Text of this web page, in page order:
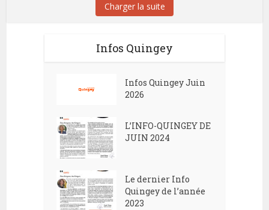
Charger la suite
Infos Quingey
Infos Quingey Juin
2026
L’INFO-QUINGEY DE
JUIN 2024
Le dernier Info
Quingey de l’année
2023